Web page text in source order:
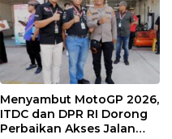
Menyambut MotoGP 2026,
ITDC dan DPR RI Dorong
Perbaikan Akses Jalan